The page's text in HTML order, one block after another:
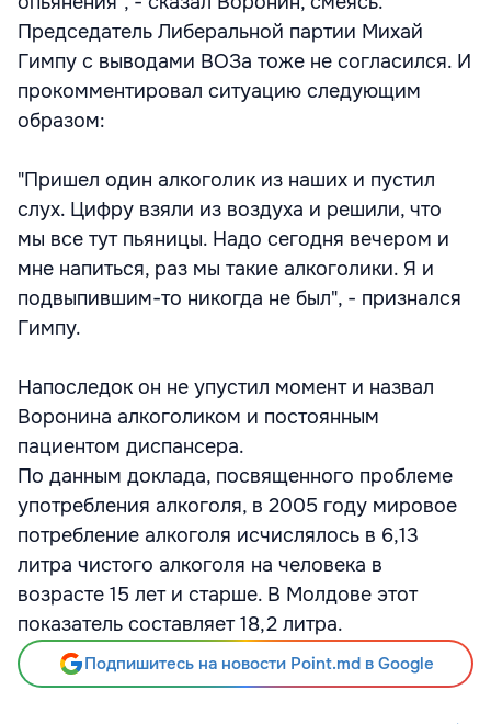
Председатель Либеральной партии Михай
Гимпу с выводами ВОЗа тоже не согласился. И
прокомментировал ситуацию следующим
образом:
"Пришел один алкоголик из наших и пустил
слух. Цифру взяли из воздуха и решили, что
мы все тут пьяницы. Надо сегодня вечером и
мне напиться, раз мы такие алкоголики. Я и
подвыпившим-то никогда не был", - признался
Гимпу.
Напоследок он не упустил момент и назвал
Воронина алкоголиком и постоянным
пациентом диспансера.
По данным доклада, посвященного проблеме
употребления алкоголя, в 2005 году мировое
потребление алкоголя исчислялось в 6,13
литра чистого алкоголя на человека в
возрасте 15 лет и старше. В Молдове этот
показатель составляет 18,2 литра.
Подпишитесь на новости Point.md в Google